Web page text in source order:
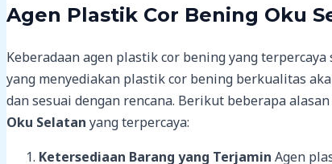
Agen Plastik Cor Bening Oku
Keberadaan agen plastik cor bening yang
yang menyediakan plastik cor bening berkualitas
dan sesuai dengan rencana. Berikut beberapa
Oku Selatan yang terpercaya:
Ketersediaan Barang yang Terjamin Agen